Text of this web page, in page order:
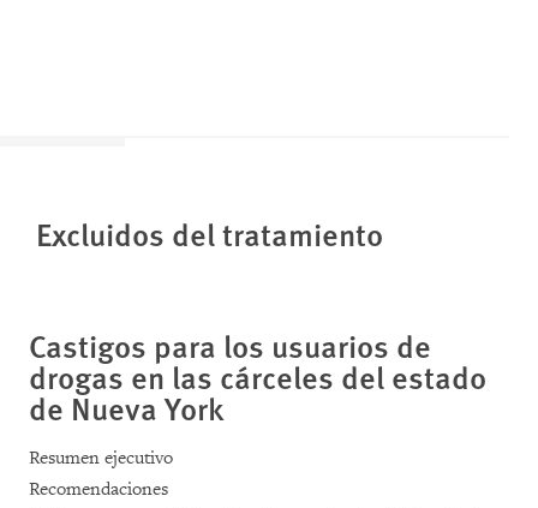
Excluidos del tratamiento
Castigos para los usuarios de
drogas en las cárceles del estado
de Nueva York
Resumen ejecutivo
Recomendaciones